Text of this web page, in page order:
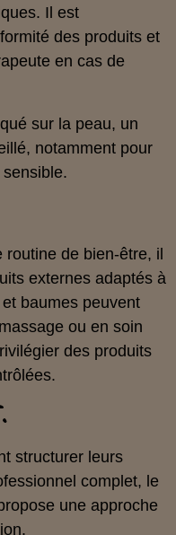
Il est
des produits et
en cas de
sur la peau, un
notamment pour
de bien‑être, il
externes adaptés à
baumes peuvent
ou en soin
des produits
structurer leurs
complet, le
une approche